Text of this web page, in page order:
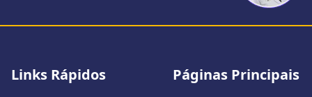
Links Rápidos Páginas Principais